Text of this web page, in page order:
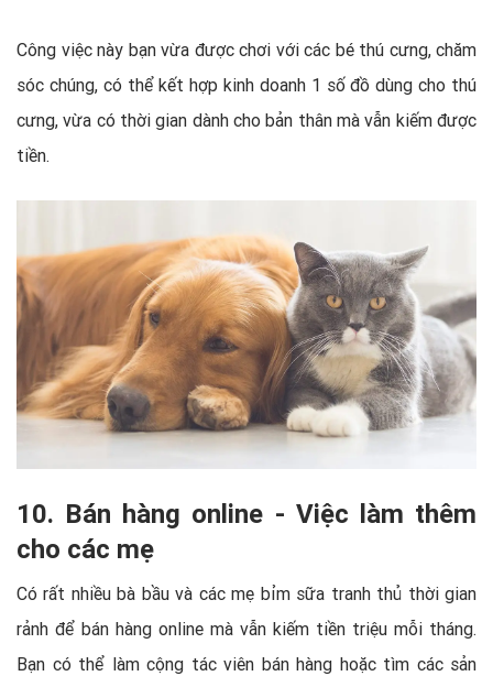
Công việc này bạn vừa được chơi với các bé thú cưng, chăm
sóc chúng, có thể kết hợp kinh doanh 1 số đồ dùng cho thú
cưng, vừa có thời gian dành cho bản thân mà vẫn kiếm được
tiền.
10. Bán hàng online - Việc làm thêm
cho các mẹ
Có rất nhiều bà bầu và các mẹ bỉm sữa tranh thủ thời gian
rảnh để bán hàng online mà vẫn kiếm tiền triệu mỗi tháng.
Bạn có thể làm cộng tác viên bán hàng hoặc tìm các sản